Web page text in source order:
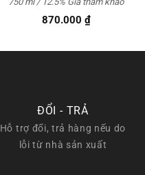
870.000 ₫
ĐỔI - TRẢ
Hỗ trợ đổi, trả hàng nếu do
lỗi từ nhà sản xuất